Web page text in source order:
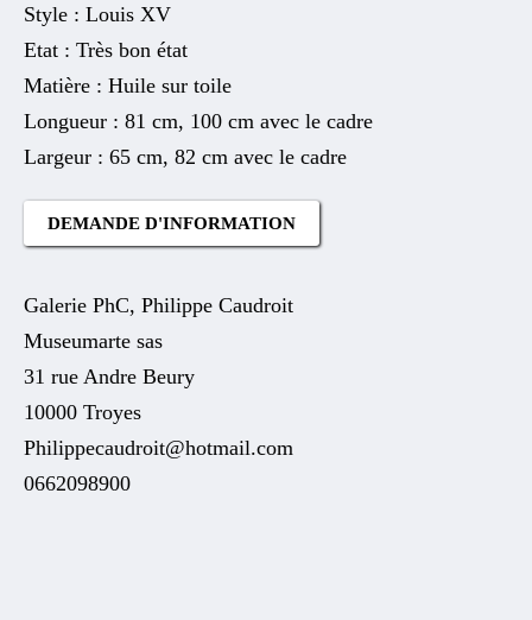
Style : Louis XV
Etat : Très bon état
Matière : Huile sur toile
Longueur : 81 cm, 100 cm avec le cadre
Largeur : 65 cm, 82 cm avec le cadre
DEMANDE D'INFORMATION
Galerie PhC, Philippe Caudroit
Museumarte sas
31 rue Andre Beury
10000 Troyes
Philippecaudroit@hotmail.com
0662098900